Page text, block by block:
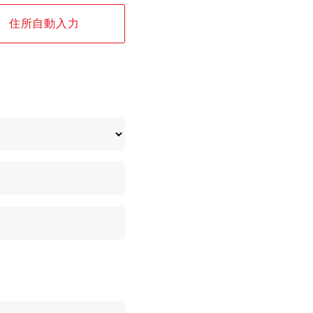
住所自動入力